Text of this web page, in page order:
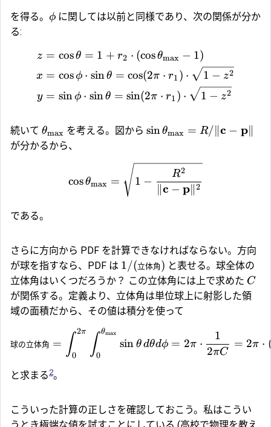
を得る。 ϕ に関しては以前と同様であり、次の関係が分か
る:
z
x
y
= cosθ = 1 + r2 ⋅ (cosθmax − 1)
= cosϕ ⋅ sinθ = cos(2π ⋅ r1 ) ⋅ 1 − z2
= sinϕ ⋅ sinθ = sin(2π ⋅ r1 ) ⋅ 1 − z2
続いて θmax を考える。図から sinθmax = R/∥c − p∥
が分かるから、
cosθmax = 1 −
c − p ∥2
R2
である。
さらに方向から PDF を計算できなければならない。方向
が球を指すなら、PDF は 1/(立体角) と表せる。球全体の
立体角はいくつだろうか？ この立体角には上で求めた C
が関係する。定義より、立体角は単位球上に射影した領
域の面積だから、その値は積分を使って
球の立体角 = ∫0
2π ∫0
θmax
sin θ dθdϕ = 2π ⋅
2πC
1
= 2π ⋅
と求まる 2。
こういった計算の正しさを確認しておこう。私はこうい